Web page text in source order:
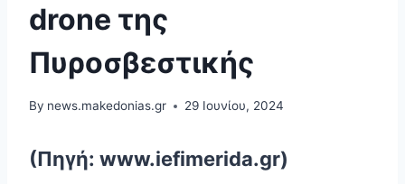
drone της
Πυροσβεστικής
By news.makedonias.gr 29 Ιουνίου, 2024
(Πηγή: www.iefimerida.gr)